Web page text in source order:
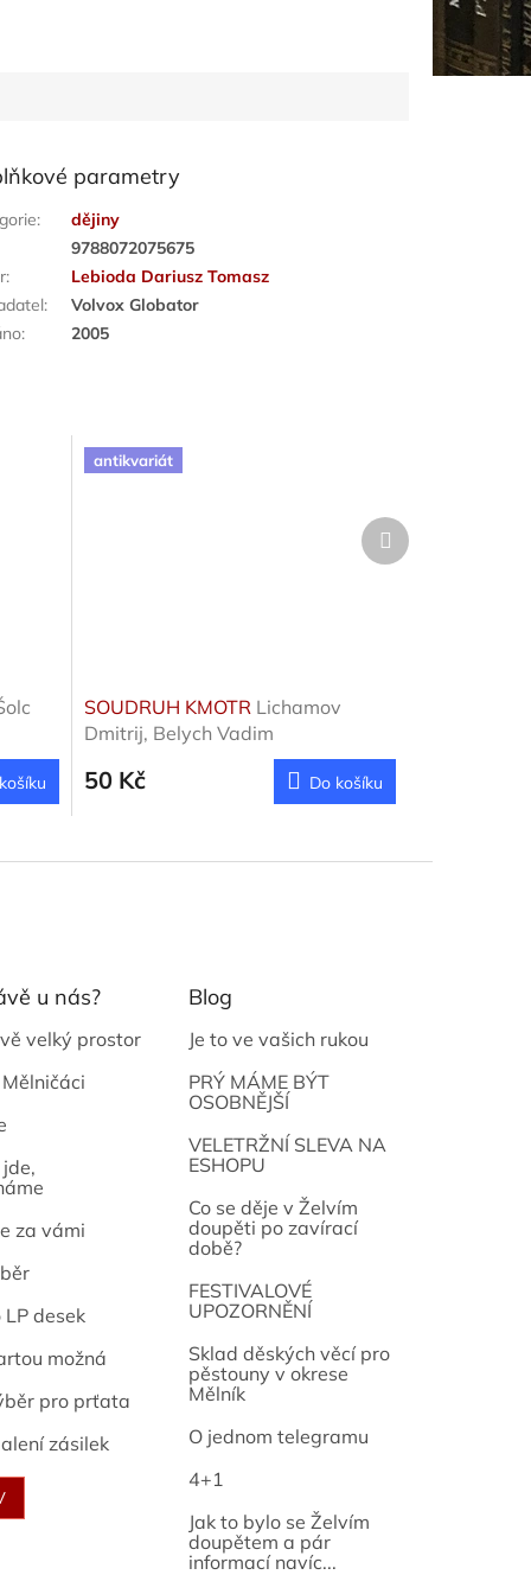
parametry
:
dějiny
9788072075675
:
Lebioda Dariusz Tomasz
:
Volvox Globator
: 2005
antikvariát
SOUDRUH KMOTR Lichamov
Dmitrij, Belych Vadim
50 Kč Do košíku
Další
produkt
u nás?
velký prostor
za vámi
desek
možná
pro prťata
zásilek
Blog
Je to ve vašich rukou
PRÝ MÁME BÝT
OSOBNĚJŠÍ
VELETRŽNÍ SLEVA NA
ESHOPU
Co se děje v Želvím
doupěti po zavírací
době?
FESTIVALOVÉ
UPOZORNĚNÍ
Sklad děských věcí pro
pěstouny v okrese
Mělník
O jednom telegramu
4+1
Jak to bylo se Želvím
doupětem a pár
informací navíc...